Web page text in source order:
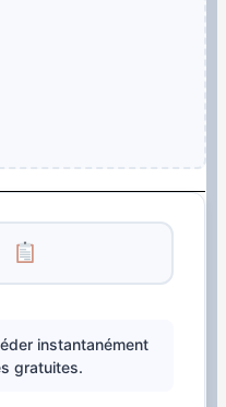
instantanément
gratuites.